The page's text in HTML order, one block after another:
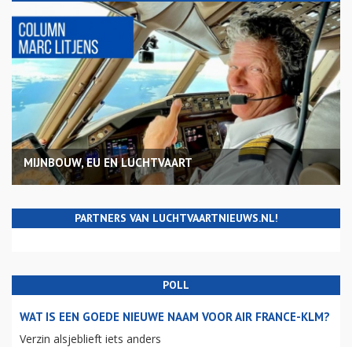
MIJNBOUW, EU EN LUCHTVAART
PARTNERS VAN LUCHTVAARTNIEUWS.NL!
POLL
WAT IS EEN GOEDE NIEUWE NAAM VOOR AIR FRANCE-KLM?
Verzin alsjeblieft iets anders